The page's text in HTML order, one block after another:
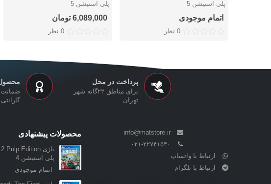
پلی استیشن 5
اتمام موجودی
0 نظر
پلی استیشن 5
6,089,000 تومان
0 نظر
پرداخت در محل
برای مناطق ۲۲گانه شهر
تهران
محصول
ضمانت
گارانتی
info@matstore.ir
۰۲۱-۲۲۷۴۱۵۳۰
ارتباط با واتساپ
ارتباط با تلگرام
محصولات پیشنهادی
پلی استیشن 4
اتمام موجودی